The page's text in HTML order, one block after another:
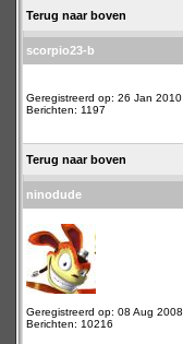
Terug naar boven
scorpio23-b
Geregistreerd op: 26 Jan 2010
Berichten: 1197
Terug naar boven
ninodude
Geregistreerd op: 08 Aug 2008
Berichten: 10216